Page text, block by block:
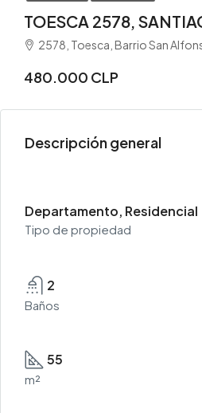
TOESCA 2578,
2578, Toesca, Barrio San Alfonso, Santiago, Provincia de
480.000 CLP
Descripción general
Departamento, Residencial
Tipo de propiedad
2
Baños
55
m²